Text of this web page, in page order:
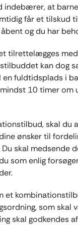
indebærer, at
får et tilskud
og du har
tilrettelægges
kan dog
fuldtidsplads i
10 timer om
skal du
ønsker til
skal medsende
som enlig
et
som skal
skal godkendes